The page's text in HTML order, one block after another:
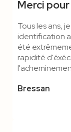
Merci
Tous les ans,
identification
été
rapidité
Bressan